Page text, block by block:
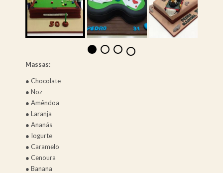
Massas:
● Chocolate
● Noz
● Amêndoa
● Laranja
● Ananás
● Iogurte
● Caramelo
● Cenoura
● Banana